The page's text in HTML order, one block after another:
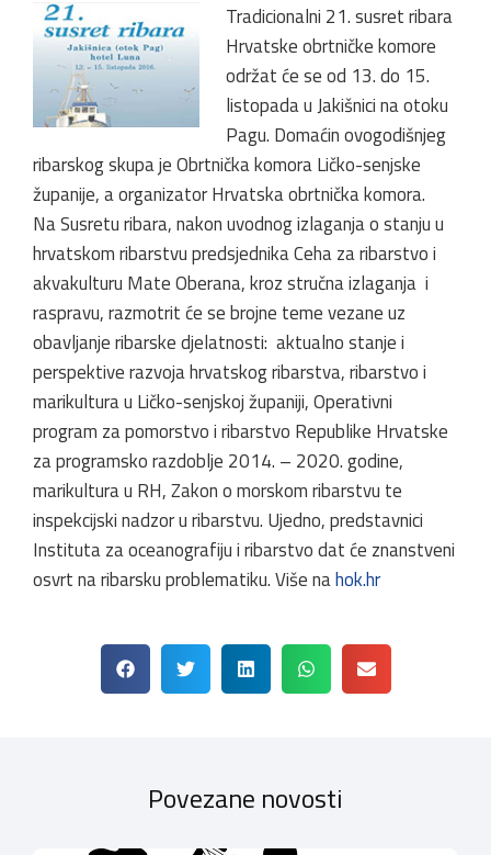
Tradicionalni 21. susret ribara
Hrvatske obrtničke komore
održat će se od 13. do 15.
listopada u Jakišnici na otoku
Pagu. Domaćin ovogodišnjeg
ribarskog skupa je Obrtnička komora Ličko-senjske
županije, a organizator Hrvatska obrtnička komora.
Na Susretu ribara, nakon uvodnog izlaganja o stanju u
hrvatskom ribarstvu predsjednika Ceha za ribarstvo i
akvakulturu Mate Oberana, kroz stručna izlaganja i
raspravu, razmotrit će se brojne teme vezane uz
obavljanje ribarske djelatnosti: aktualno stanje i
perspektive razvoja hrvatskog ribarstva, ribarstvo i
marikultura u Ličko-senjskoj županiji, Operativni
program za pomorstvo i ribarstvo Republike Hrvatske
za programsko razdoblje 2014. – 2020. godine,
marikultura u RH, Zakon o morskom ribarstvu te
inspekcijski nadzor u ribarstvu. Ujedno, predstavnici
Instituta za oceanografiju i ribarstvo dat će znanstveni
osvrt na ribarsku problematiku. Više nahok.hr
Povezane novosti